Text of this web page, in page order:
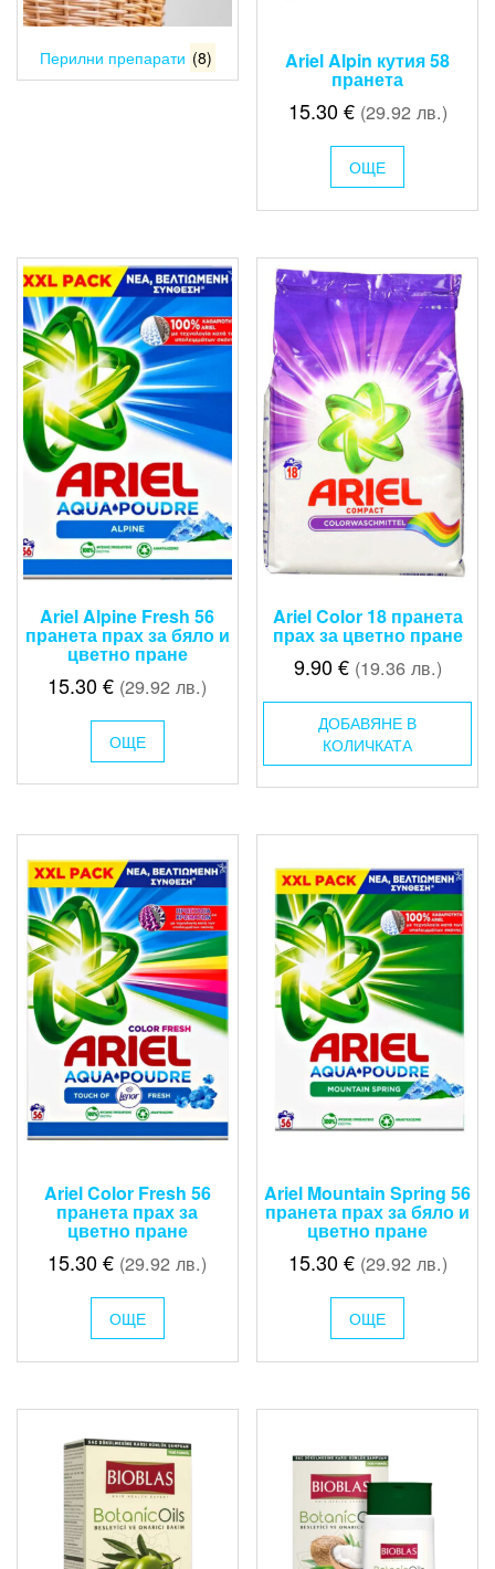
Перилни препарати (8) Ariel Alpin кутия 58
пранета
15.30€(29.92 лв.)
ОЩЕ
Ariel Alpine Fresh 56
пранета прах за бяло и
цветно пране
15.30€ (29.92 лв.)
ОЩЕ
Ariel Color 18 пранета
прах за цветно пране
9.90€(19.36 лв.)
ДОБАВЯНЕ В
КОЛИЧКАТА
Ariel Color Fresh 56
пранета прах за
цветно пране
15.30€ (29.92 лв.)
ОЩЕ
Ariel Mountain Spring 56
пранета прах за бяло и
цветно пране
15.30€(29.92 лв.)
ОЩЕ